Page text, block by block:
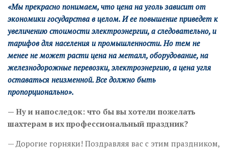
«Мы прекрасно понимаем, что цена на уголь зависит от
экономики государства в целом. И ее повышение приведет к
увеличению стоимости электроэнергии, а следовательно, и
тарифов для населения и промышленности. Но тем не
менее не может расти цена на металл, оборудование, на
железнодорожные перевозки, электроэнергию, а цена угля
оставаться неизменной. Все должно быть
пропорционально».
— Ну и напоследок: что бы вы хотели пожелать
шахтерам в их профессиональный праздник?
— Дорогие горняки! Поздравляя вас с этим праздником,